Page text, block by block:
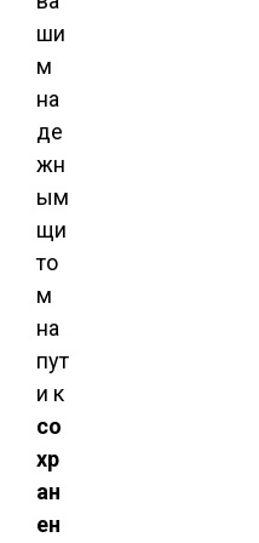
ши
м
на
де
жн
ым
щи
то
м
на
пут
и к
со
хр
ан
ен